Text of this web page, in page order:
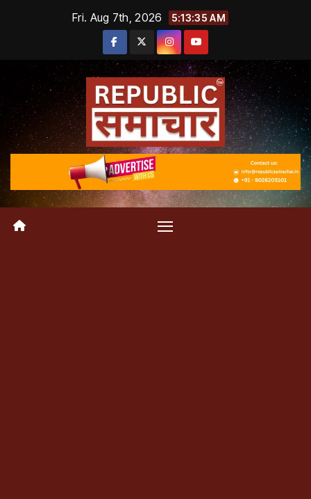
Fri. Aug 7th, 2026 5:13:36 AM